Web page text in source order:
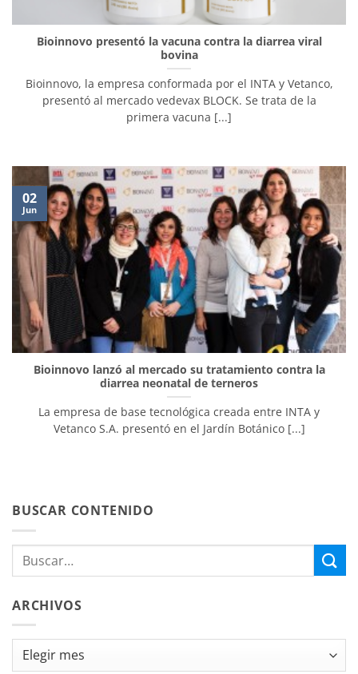
Bioinnovo presentó la vacuna contra la diarrea viral
bovina
Bioinnovo, la empresa conformada por el INTA y Vetanco,
presentó al mercado vedevax BLOCK. Se trata de la
primera vacuna [...]
Bioinnovo lanzó al mercado su tratamiento contra la
diarrea neonatal de terneros
La empresa de base tecnológica creada entre INTA y
Vetanco S.A. presentó en el Jardín Botánico [...]
02
Jun
BUSCAR CONTENIDO
ARCHIVOS
Archivos